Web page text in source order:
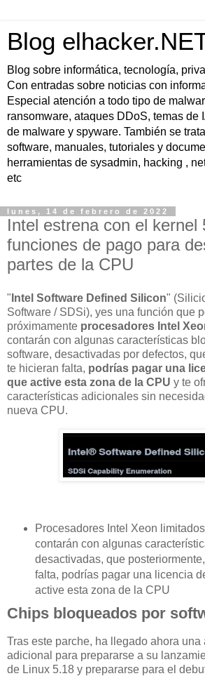
Blog
Blog sobre informática, tecnología,
Con entradas sobre noticias con
Especial atención a todo tipo de
ransomware, ataques DDoS, temas de
de malware y spyware. También se
software, manuales, tutoriales y
herramientas de sysadmin, hacking ,
etc
lunes, 14 de febrero de 2022
Intel estrena con el kernel
funciones de pago para
partes de la CPU
" Intel Software Defined Silicon"
Software / SDSi), yes una función que
próximamente procesadores Intel
contarán con algunas características
software, desactivadas por defectos,
te hicieran falta, podrías pagar una
que active esta zona de la CPU y te
características adicionales sin
nueva CPU.
Procesadores Intel Xeon
contarán con algunas
desactivadas, que
falta, podrías pagar una licencia
active esta zona de la CPU
Chips bloqueados por
Tras este parche, ha llegado ahora una
adicional para prepararse a su
de Linux 5.18 y prepararse para el